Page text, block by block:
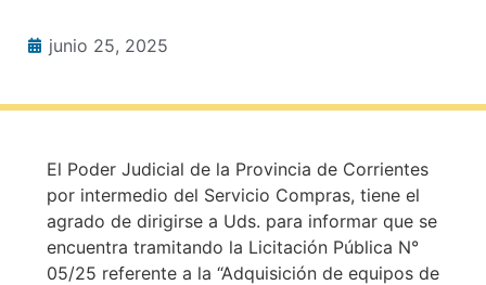
junio 25, 2025
El Poder Judicial de la Provincia de Corrientes
por intermedio del Servicio Compras, tiene el
agrado de dirigirse a Uds. para informar que se
encuentra tramitando la Licitación Pública N°
05/25 referente a la “Adquisición de equipos de